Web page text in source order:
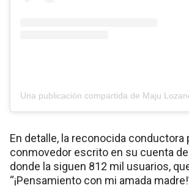
Una publicación compartida de Maju
En detalle, la reconocida conductora
conmovedor escrito en su cuenta
donde la siguen 812 mil usuarios,
“¡Pensamiento con mi amada